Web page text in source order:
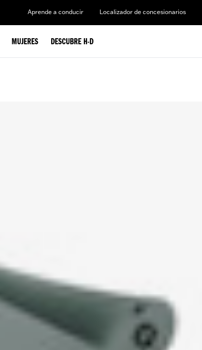
Aprende a conducir Localizador de concesionarios
MUJERES DESCUBRE H-D